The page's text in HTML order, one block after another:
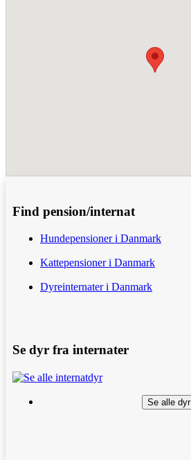
Find pension/internat
Hundepensioner i Danmark
Kattepensioner i Danmark
Dyreinternater i Danmark
Se dyr fra internater
Se alle dyr